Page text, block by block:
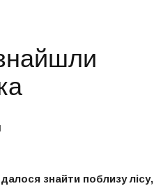
знайти поблизу лісу,